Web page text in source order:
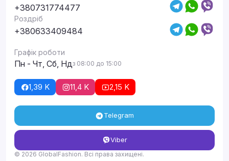
+380731774477
Роздріб
+380633409484
Графік роботи
Пн - Чт, Сб, Ндз 08:00 до 15:00
1,39 K 11,4 K 2,15 K
Telegram
Viber
© 2026 GlobalFashion. Всі права захищені.